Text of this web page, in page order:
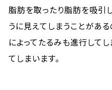
脂肪を取ったり脂肪を吸引
うに見えてしまうことがあ
によってたるみも進行して
てしまいます。